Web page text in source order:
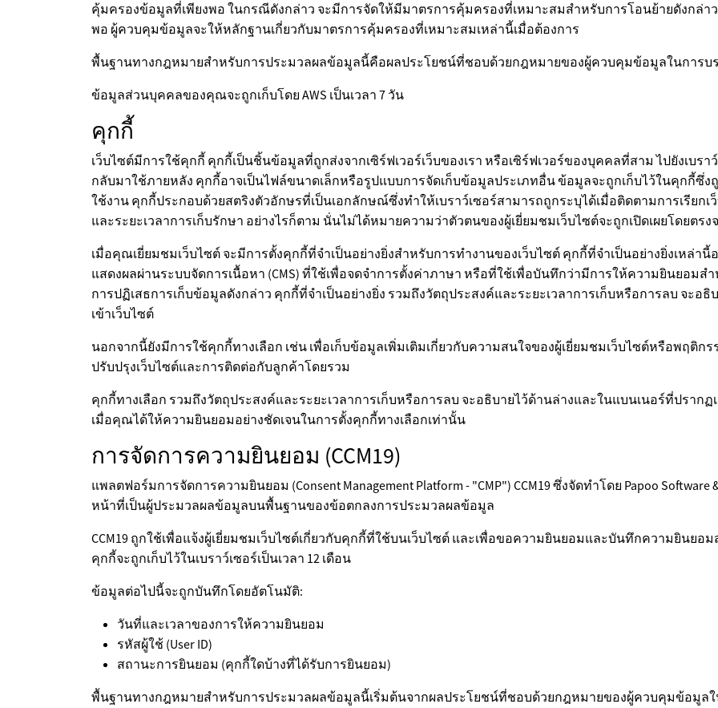
คุ้มครองข้อมูลที่เพียงพอ ในกรณีดังกล่าว จะมีการจัดให้มีมาตรการคุ้มครองที่เหมาะสมสำหรับการโอนย้ายดังกล่า
พอ ผู้ควบคุมข้อมูลจะให้หลักฐานเกี่ยวกับมาตรการคุ้มครองที่เหมาะสมเหล่านี้เมื่อต้องการ
พื้นฐานทางกฎหมายสำหรับการประมวลผลข้อมูลนี้คือผลประโยชน์ที่ชอบด้วยกฎหมายของผู้ควบคุมข้อมูลในการบ
ข้อมูลส่วนบุคคลของคุณจะถูกเก็บโดย AWS เป็นเวลา 7 วัน
คุกกี้
เว็บไซต์มีการใช้คุกกี้ คุกกี้เป็นชิ้นข้อมูลที่ถูกส่งจากเซิร์ฟเวอร์เว็บของเรา หรือเซิร์ฟเวอร์ของบุคคลที่สาม ไปยังเบรา
กลับมาใช้ภายหลัง คุกกี้อาจเป็นไฟล์ขนาดเล็กหรือรูปแบบการจัดเก็บข้อมูลประเภทอื่น ข้อมูลจะถูกเก็บไว้ในคุกกี้
ใช้งาน คุกกี้ประกอบด้วยสตริงตัวอักษรที่เป็นเอกลักษณ์ซึ่งทำให้เบราว์เซอร์สามารถถูกระบุได้เมื่อติดตามการเรียก
และระยะเวลาการเก็บรักษา อย่างไรก็ตาม นั่นไม่ได้หมายความว่าตัวตนของผู้เยี่ยมชมเว็บไซต์จะถูกเปิดเผยโดยตรง
เมื่อคุณเยี่ยมชมเว็บไซต์ จะมีการตั้งคุกกี้ที่จำเป็นอย่างยิ่งสำหรับการทำงานของเว็บไซต์ คุกกี้ที่จำเป็นอย่างยิ่งเหล่านี้
แสดงผลผ่านระบบจัดการเนื้อหา (CMS) ที่ใช้เพื่อจดจำการตั้งค่าภาษา หรือที่ใช้เพื่อบันทึกว่ามีการให้ความยินยอมส
การปฏิเสธการเก็บข้อมูลดังกล่าว คุกกี้ที่จำเป็นอย่างยิ่ง รวมถึงวัตถุประสงค์และระยะเวลาการเก็บหรือการลบ จะอ
เข้าเว็บไซต์
นอกจากนี้ยังมีการใช้คุกกี้ทางเลือก เช่น เพื่อเก็บข้อมูลเพิ่มเติมเกี่ยวกับความสนใจของผู้เยี่ยมชมเว็บไซต์หรือพฤติก
ปรับปรุงเว็บไซต์และการติดต่อกับลูกค้าโดยรวม
คุกกี้ทางเลือก รวมถึงวัตถุประสงค์และระยะเวลาการเก็บหรือการลบ จะอธิบายไว้ด้านล่างและในแบนเนอร์ที่ปรากฏ
เมื่อคุณได้ให้ความยินยอมอย่างชัดเจนในการตั้งคุกกี้ทางเลือกเท่านั้น
การจัดการความยินยอม (CCM19)
แพลตฟอร์มการจัดการความยินยอม (Consent Management Platform - "CMP") CCM19 ซึ่งจัดทำโดย Papoo
หน้าที่เป็นผู้ประมวลผลข้อมูลบนพื้นฐานของข้อตกลงการประมวลผลข้อมูล
CCM19 ถูกใช้เพื่อแจ้งผู้เยี่ยมชมเว็บไซต์เกี่ยวกับคุกกี้ที่ใช้บนเว็บไซต์ และเพื่อขอความยินยอมและบันทึกความยินย
คุกกี้จะถูกเก็บไว้ในเบราว์เซอร์เป็นเวลา 12 เดือน
ข้อมูลต่อไปนี้จะถูกบันทึกโดยอัตโนมัติ:
วันที่และเวลาของการให้ความยินยอม
รหัสผู้ใช้ (User ID)
สถานะการยินยอม (คุกกี้ใดบ้างที่ได้รับการยินยอม)
พื้นฐานทางกฎหมายสำหรับการประมวลผลข้อมูลนี้เริ่มต้นจากผลประโยชน์ที่ชอบด้วยกฎหมายของผู้ควบคุมข้อมูล